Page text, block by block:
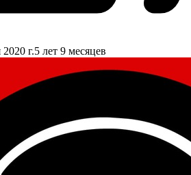
г.5 лет 9 месяцев